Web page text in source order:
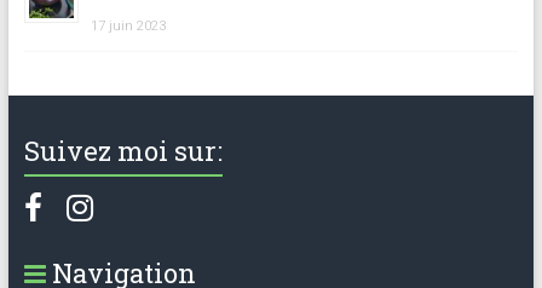
17 juin 2023
Suivez moi sur:
Navigation